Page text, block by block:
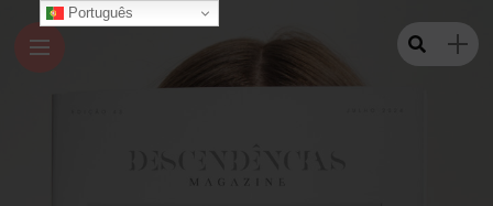
Português